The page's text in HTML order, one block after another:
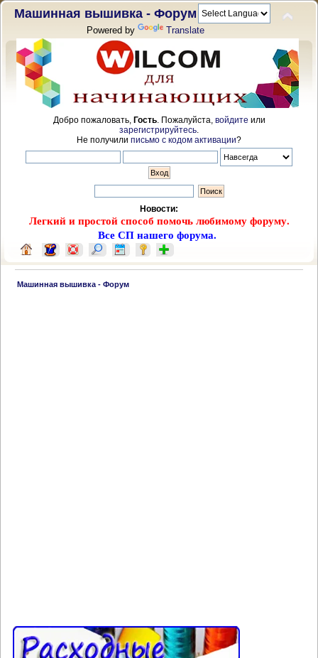
Машинная вышивка - Форум
Powered by Translate
Добро пожаловать, Гость. Пожалуйста, войдите или
зарегистрируйтесь
Не получили письмо с кодом активации?
Новости:
Легкий и простой способ помочь любимому форуму.
Все СП нашего форума.
Машинная вышивка - Форум